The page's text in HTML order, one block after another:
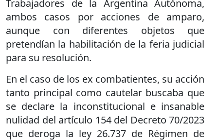
Trabajadores de la Argentina Autónoma,
ambos casos por acciones de amparo,
aunque con diferentes objetos que
pretendían la habilitación de la feria judicial
para su resolución.
En el caso de los ex combatientes, su acción
tanto principal como cautelar buscaba que
se declare la inconstitucional e insanable
nulidad del artículo 154 del Decreto 70/2023
que deroga la ley 26.737 de Régimen de